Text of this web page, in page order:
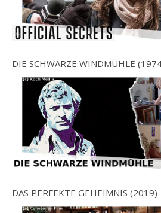
DIE SCHWARZE WINDMÜHLE
DAS PERFEKTE GEHEIMNIS (2019)